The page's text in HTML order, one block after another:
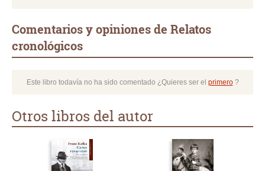
Comentarios y opiniones de Relatos
cronológicos
Este libro todavía no ha sido comentado ¿Quieres ser el primero?
Otros libros del autor